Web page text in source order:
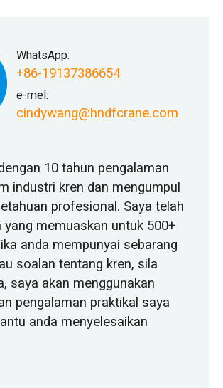
WhatsApp:
+86-19137386654
e-mel:
cindywang@hndfcrane.com
10 tahun pengalaman
industri kren dan mengumpul
profesional. Saya telah
yang memuaskan untuk 500+
anda mempunyai sebarang
soalan tentang kren, sila
saya akan menggunakan
pengalaman praktikal saya
anda menyelesaikan